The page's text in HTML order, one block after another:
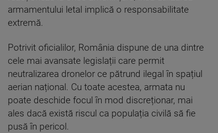
armamentului letal implică o responsabilitate
extremă.
Potrivit oficialilor, România dispune de una dintre
cele mai avansate legislații care permit
neutralizarea dronelor ce pătrund ilegal în spațiul
aerian național. Cu toate acestea, armata nu
poate deschide focul în mod discreționar, mai
ales dacă există riscul ca populația civilă să fie
pusă în pericol.